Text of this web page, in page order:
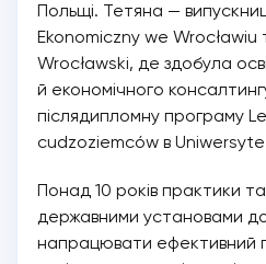
Польщі. Тетяна —
Ekonomiczny we
Wrocławski, де здобула
й економічного
післядипломну програму
cudzoziemców в
Понад 10 років практики
державними установами
напрацювати ефективний